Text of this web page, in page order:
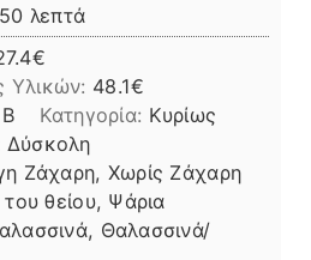
50 λεπτά
λεπτά
Υλικών: 48.1
B Κατηγορία: Κυρίως
Δύσκολη
Ζάχαρη, Χωρίς Ζάχαρη
του θείου, Ψάρια
Θαλασσινά/